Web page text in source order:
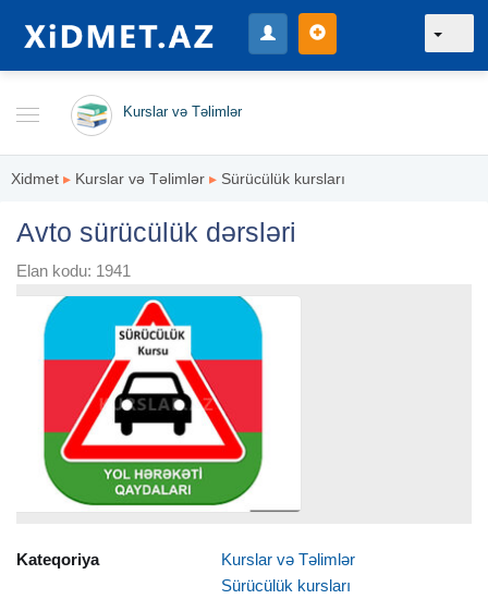
Kurslar və Təlimlər
Xidmet ▸ Kurslar və Təlimlər ▸ Sürücülük kursları
Avto sürücülük dərsləri
Elan kodu: 1941
Kateqoriya
Kurslar və Təlimlər
Sürücülük kursları